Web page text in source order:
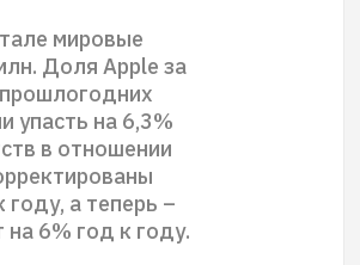
мировые
Доля Apple за
упасть на 6,3%
в отношении
а теперь –
6% год к году.